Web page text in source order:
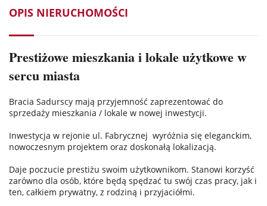
OPIS NIERUCHOMOŚCI
Prestiżowe mieszkania i lokale użytkowe w
sercu miasta
Bracia Sadurscy mają przyjemność zaprezentować do
sprzedaży mieszkania / lokale w nowej inwestycji.
Inwestycja w rejonie ul. Fabrycznej wyróżnia się eleganckim,
nowoczesnym projektem oraz doskonałą lokalizacją.
Daje poczucie prestiżu swoim użytkownikom. Stanowi korzyść
zarówno dla osób, które będą spędzać tu swój czas pracy, jak i
ten, całkiem prywatny, z rodziną i przyjaciółmi.